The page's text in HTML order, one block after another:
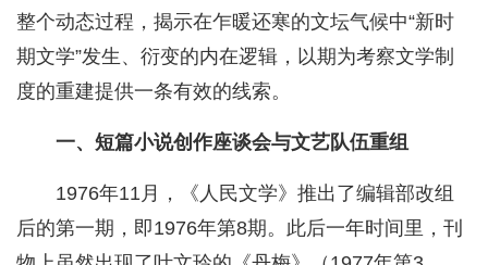
整个动态过程，揭示在乍暖还寒的文坛气候中“新时
期文学”发生、衍变的内在逻辑，以期为考察文学制
度的重建提供一条有效的线索。
一、短篇小说创作座谈会与文艺队伍重组
1976年11月，《人民文学》推出了编辑部改组
后的第一期，即1976年第8期。此后一年时间里，刊